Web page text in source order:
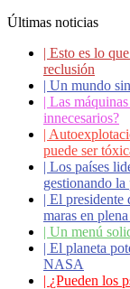
Últimas noticias
| Esto es lo
reclusión
| Un mundo
| Las
innecesarios?
|
puede ser
| Los países
gestionando la
| El presidente
maras en
| Un menú
| El planeta
NASA
| ¿Pueden los